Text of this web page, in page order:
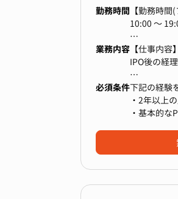
決算スケ
2.管理会計
予算編成
部門別損益
既存業務フ
マニュア
J-SOX対
4.経理・財
日々の入出
売掛金・
固定資産台
5.経理メン
勤務時間 【勤務時間
10:00 〜
【勤務条件
一部リモー
フレックス
コアタイム
フレキシブ
業務内容 【仕事内容】
IPO後の経
【業務詳細
・日次経理
・決算業務
・監査法人
必須条件下記の経験
・2年以上
・基本的な